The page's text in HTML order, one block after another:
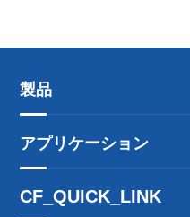
製品
アプリケーション
CF_QUICK_LINK